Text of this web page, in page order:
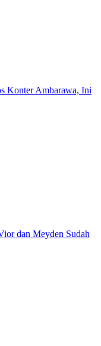
Konter Ambarawa, Ini
dan Meyden Sudah